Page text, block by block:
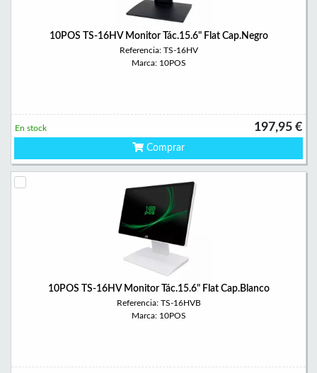
10POS TS-16HV Monitor Tác.15.6" Flat Cap.Negro
Referencia: TS-16HV
Marca: 10POS
197,95 €
En stock
Comprar
10POS TS-16HV Monitor Tác.15.6" Flat Cap.Blanco
Referencia: TS-16HVB
Marca: 10POS